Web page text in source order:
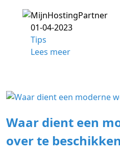
01-04-2023
Tips
Lees meer
Waar dient een
over te